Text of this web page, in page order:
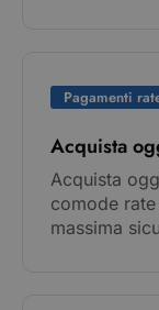
Pagamenti
Acquista
Acquista
comode
massima